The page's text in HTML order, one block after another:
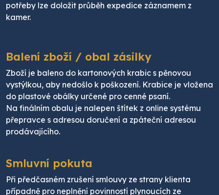
potřeby lze doložit průběh expedice záznamem z
kamer.
Balení zboží / obal zásilky
Zboží je baleno do kartonových krabic s pěnovou
vystýlkou, aby nedošlo k poškození. Krabice je vložena
do plastové obálky určené pro cenné psaní.
Na finálním obalu je nalepen štítek z online systému
přepravce s adresou doručení a zpáteční adresou
prodávajícího.
Smluvní pokuta
Při předčasném zrušení smlouvy ze strany klienta
případně pro neplnění povinností plynoucích ze